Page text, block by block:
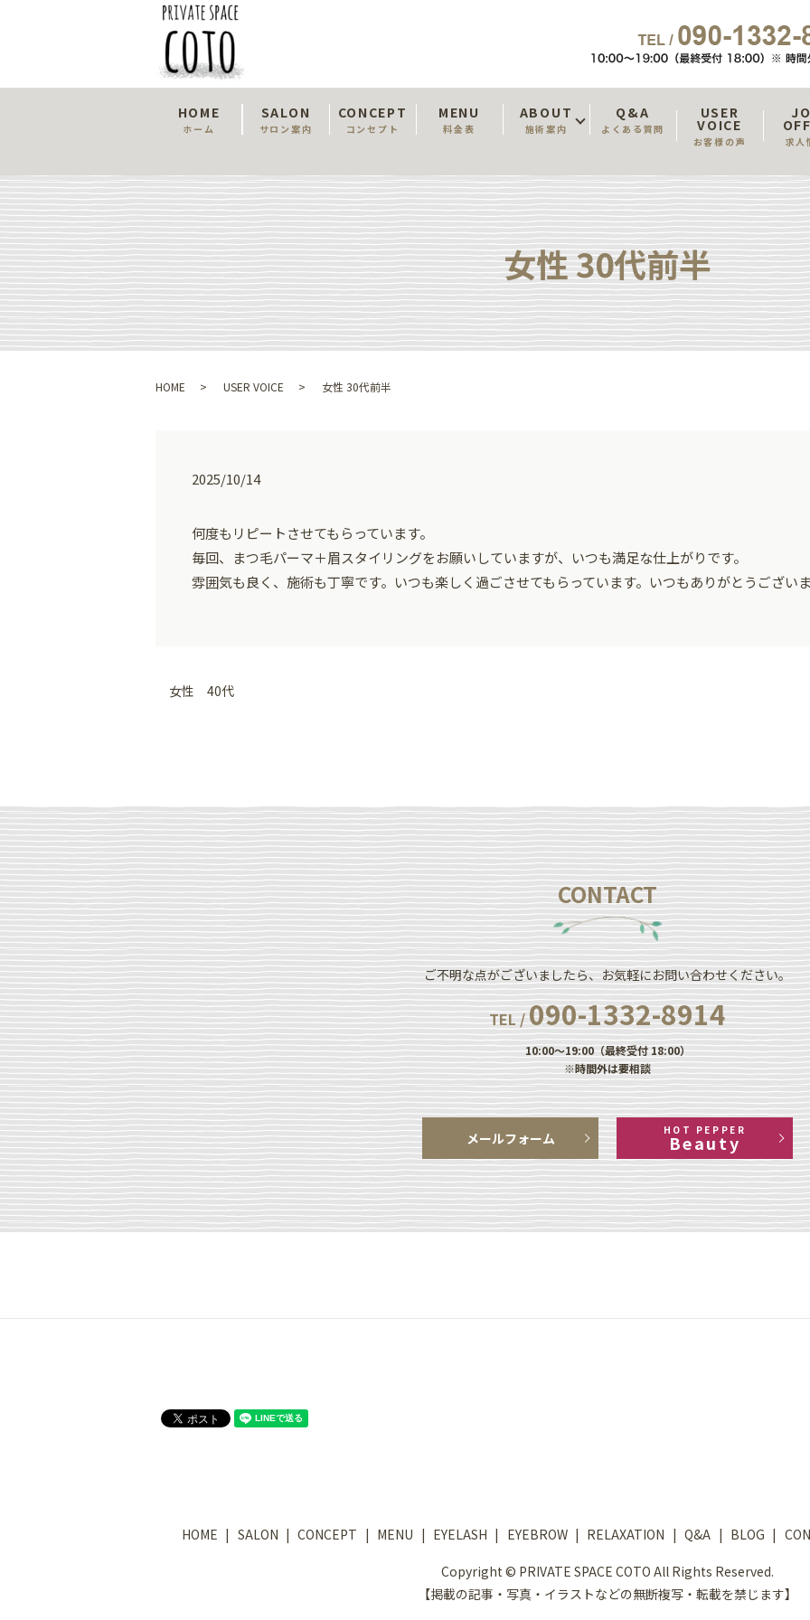
HOME
ホーム
SALON
サロン案内
CONCEPT
コンセプト
MENU
料金表
ABOUT
施術案内
Q&A
よくある質問
USER
VOICE
お客様の声 求人
女性 30代前半
HOME USER VOICE 女性 30代前半
2025/10/14
何度もリピートさせてもらっています。
毎回、まつ毛パーマ＋眉スタイリングをお願いしていますが、いつも満足な仕上がりです。
雰囲気も良く、施術も丁寧です。いつも楽しく過ごさせてもらっています。いつもありがとうございま
女性 40代
CONTACT
ご不明な点がございましたら、お気軽にお問い合わせください。
TEL / 090-1332-8914
10:00～19:00（最終受付 18:00）
※時間外は要相談
メールフォーム HOT PEPPER
Beauty
HOME SALON CONCEPT MENU EYELASH EYEBROW RELAXATION Q&A BLOG
Copyright © PRIVATE SPACE COTO All Rights Reserved.
【掲載の記事・写真・イラストなどの無断複写・転載を禁じます】